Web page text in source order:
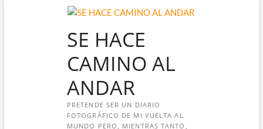
SE HACE
CAMINO AL
ANDAR
PRETENDE SER UN DIARIO
FOTOGRÁFICO DE MI VUELTA AL
MUNDO PERO, MIENTRAS TANTO,